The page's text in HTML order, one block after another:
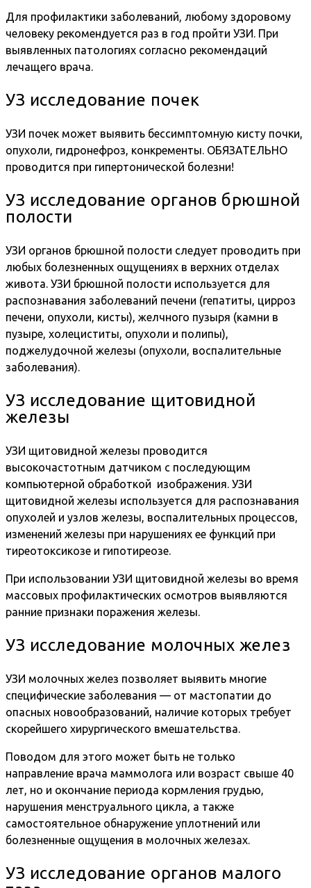
Для профилактики заболеваний, любому здоровому
человеку рекомендуется раз в год пройти УЗИ. При
выявленных патологиях согласно рекомендаций
лечащего врача.
УЗ исследование почек
УЗИ почек может выявить бессимптомную кисту почки,
опухоли, гидронефроз, конкременты. ОБЯЗАТЕЛЬНО
проводится при гипертонической болезни!
УЗ исследование органов брюшной
полости
УЗИ органов брюшной полости следует проводить при
любых болезненных ощущениях в верхних отделах
живота. УЗИ брюшной полости используется для
распознавания заболеваний печени (гепатиты, цирроз
печени, опухоли, кисты), желчного пузыря (камни в
пузыре, холециститы, опухоли и полипы),
поджелудочной железы (опухоли, воспалительные
заболевания).
УЗ исследование щитовидной
железы
УЗИ щитовидной железы проводится
высокочастотным датчиком с последующим
компьютерной обработкой изображения. УЗИ
щитовидной железы используется для распознавания
опухолей и узлов железы, воспалительных процессов,
изменений железы при нарушениях ее функций при
тиреотоксикозе и гипотиреозе.
При использовании УЗИ щитовидной железы во время
массовых профилактических осмотров выявляются
ранние признаки поражения железы.
УЗ исследование молочных желез
УЗИ молочных желез позволяет выявить многие
специфические заболевания — от мастопатии до
опасных новообразований, наличие которых требует
скорейшего хирургического вмешательства.
Поводом для этого может быть не только
направление врача маммолога или возраст свыше 40
лет, но и окончание периода кормления грудью,
нарушения менструального цикла, а также
самостоятельное обнаружение уплотнений или
болезненные ощущения в молочных железах.
УЗ исследование органов малого